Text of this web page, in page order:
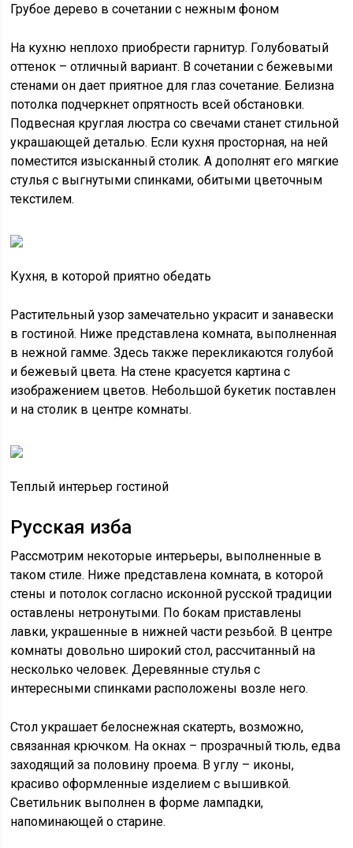
Грубое дерево в сочетании с нежным фоном
На кухню неплохо приобрести гарнитур. Голубоватый
оттенок – отличный вариант. В сочетании с бежевыми
стенами он дает приятное для глаз сочетание. Белизна
потолка подчеркнет опрятность всей обстановки.
Подвесная круглая люстра со свечами станет стильной
украшающей деталью. Если кухня просторная, на ней
поместится изысканный столик. А дополнят его мягкие
стулья с выгнутыми спинками, обитыми цветочным
текстилем.
Кухня, в которой приятно обедать
Растительный узор замечательно украсит и занавески
в гостиной. Ниже представлена комната, выполненная
в нежной гамме. Здесь также перекликаются голубой
и бежевый цвета. На стене красуется картина с
изображением цветов. Небольшой букетик поставлен
и на столик в центре комнаты.
Теплый интерьер гостиной
Русская изба
Рассмотрим некоторые интерьеры, выполненные в
таком стиле. Ниже представлена комната, в которой
стены и потолок согласно исконной русской традиции
оставлены нетронутыми. По бокам приставлены
лавки, украшенные в нижней части резьбой. В центре
комнаты довольно широкий стол, рассчитанный на
несколько человек. Деревянные стулья с
интересными спинками расположены возле него.
Стол украшает белоснежная скатерть, возможно,
связанная крючком. На окнах – прозрачный тюль, едва
заходящий за половину проема. В углу – иконы,
красиво оформленные изделием с вышивкой.
Светильник выполнен в форме лампадки,
напоминающей о старине.